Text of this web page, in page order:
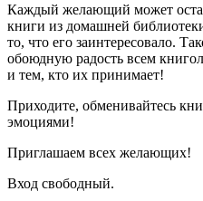
Каждый желающий может
книги из домашней
то, что его заинтересовало.
обоюдную радость всем
и тем, кто их принимает!
Приходите, обменивайтесь
эмоциями!
Приглашаем всех желающих!
Вход свободный.